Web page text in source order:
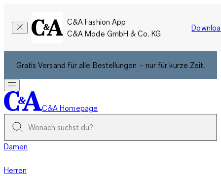
C&A Fashion App
C&A Mode GmbH & Co. KG
Gratis Versand für alle Bestellungen – nur für kurze Zeit.
C&A Homepage
Damen
Herren